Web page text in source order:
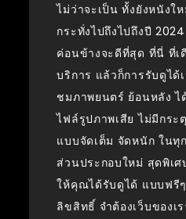
ไม่ว่าจะเป็น ทั้งยังหนังใ
กระทั่งไปถึงไปถึงปี
ค่อนข้างจะดีที่สุด ที่นี่ ที่
บริการ แล้วก็การรับดูได้
ชมภาพยนตร์ ย้อนหลัง ไ
ไฟล์รูปภาพเสีย ไม่มีกร
แบบจัดเต็ม จัดหนัก ในทุ
ส่วนประกอบใหม่ สุดพิเศ
ให้คุณได้รับดูได้ แบบฟรี
ลิขสิทธิ์ จำต้องเว็บของเ